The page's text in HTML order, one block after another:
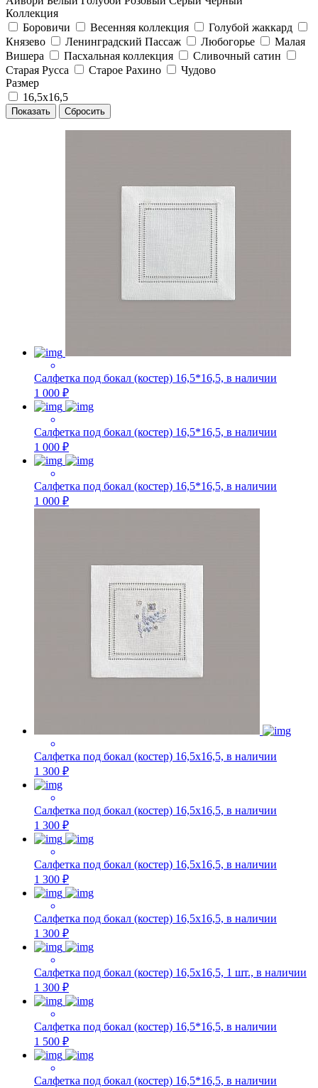
Коллекция
Боровичи
Весенняя коллекция
Голубой жаккард
Князево
Ленинградский Пассаж Любогорье
Малая
Вишера
Пасхальная коллекция
Сливочный сатин
Старая Русса
Старое Рахино
Чудово
Размер
16,5х16,5
Салфетка под бокал (костер) 16,5*16,5, в наличии
1 000 ₽
Салфетка под бокал (костер) 16,5*16,5, в наличии
1 000 ₽
Салфетка под бокал (костер) 16,5*16,5, в наличии
1 000 ₽
Салфетка под бокал (костер) 16,5х16,5, в наличии
1 300 ₽
Салфетка под бокал (костер) 16,5х16,5, в наличии
1 300 ₽
Салфетка под бокал (костер) 16,5х16,5, в наличии
1 300 ₽
Салфетка под бокал (костер) 16,5х16,5, в наличии
1 300 ₽
Салфетка под бокал (костер) 16,5х16,5, 1 шт., в наличии
1 300 ₽
Салфетка под бокал (костер) 16,5*16,5, в наличии
1 500 ₽
Салфетка под бокал (костер) 16,5*16,5, в наличии